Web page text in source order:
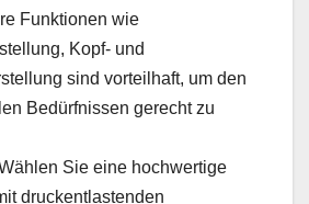
Funktionen wie
Kopf- und
sind vorteilhaft, um den
Bedürfnissen gerecht zu
Sie eine hochwertige
druckentlastenden